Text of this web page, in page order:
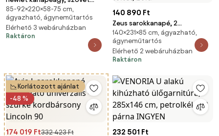
anyag, hab töltet, szürke -
fekete
85-92×220×58-75 cm,
ágyazható, ágyneműtartós
Elérhető 3 webáruházban
Raktáron
140 890 Ft
Zeus sarokkanapé, 2
ágyneműtartóval, egyenes
kartámasz, kordbársony,
univerzális oldal, hab töltet,
zöld
140×231×85 cm, ágyazható,
ágyneműtartós
Elérhető 2 webáruházban
Raktáron
Korlátozott ajánlat
-48 %
174 019 Ft332 423 Ft 232 501 Ft